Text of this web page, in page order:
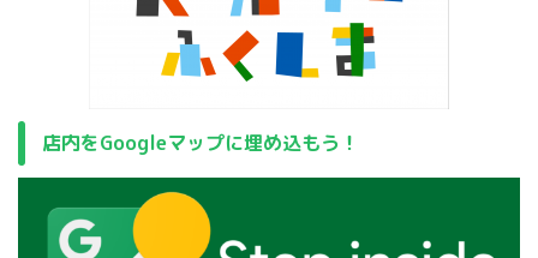
店内をGoogleマップに埋め込もう！